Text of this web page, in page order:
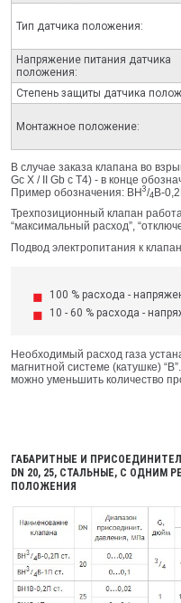
Тип датчика положения:
Напряжение питания датчика
положения:
Степень защиты датчика
Монтажное положение:
В случае заказа клапана во
Gc X / II Gb c T4) - в конце
Пример обозначения: ВН3/4В-
Трехпозиционный клапан
“максимальный расход”,
Подвод электропитания к
100 % расхода -
10 - 60 % расхода -
Необходимый расход газа
магнитной системе (катушке)
можно уменьшить количество
ГАБАРИТНЫЕ И
DN 20, 25, СТАЛЬНЫЕ, С ОДНИМ
ПОЛОЖЕНИЯ